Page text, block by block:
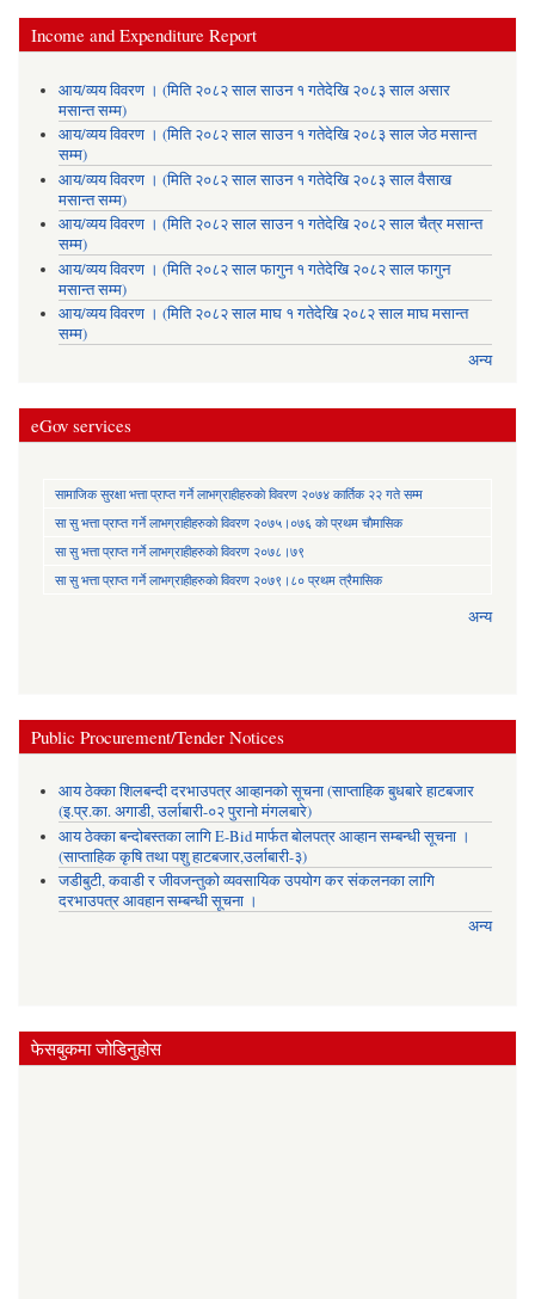
Income and Expenditure Report
आय/व्यय विवरण । (मिति २०८२ साल साउन १ गतेदेखि २०८३ साल असार
मसान्त सम्म)
आय/व्यय विवरण । (मिति २०८२ साल साउन १ गतेदेखि २०८३ साल जेठ मसान्त
सम्म)
आय/व्यय विवरण । (मिति २०८२ साल साउन १ गतेदेखि २०८३ साल वैसाख
मसान्त सम्म)
आय/व्यय विवरण । (मिति २०८२ साल साउन १ गतेदेखि २०८२ साल चैत्र मसान्त
सम्म)
आय/व्यय विवरण । (मिति २०८२ साल फागुन १ गतेदेखि २०८२ साल फागुन
मसान्त सम्म)
आय/व्यय विवरण । (मिति २०८२ साल माघ १ गतेदेखि २०८२ साल माघ मसान्त
सम्म)
अन्य
eGov services
सामाजिक सुरक्षा भत्ता प्राप्त गर्ने लाभग्राहीहरुकाे विवरण २०७४ कार्तिक २२ गते सम्म
सा‍ सु भत्ता प्राप्त गर्ने लाभग्राहीहरुकाे विवरण २०७५।०७६ काे प्रथम चाैमासिक
सा‍ सु भत्ता प्राप्त गर्ने लाभग्राहीहरुकाे विवरण २०७८।७९
सा‍ सु भत्ता प्राप्त गर्ने लाभग्राहीहरुकाे विवरण २०७९।८० प्रथम त्रैमासिक
अन्य
Public Procurement/Tender Notices
आय ठेक्का शिलबन्दी दरभाउपत्र आव्हानको सूचना (साप्ताहिक बुधबारे हाटबजार
(इ.प्र.का. अगाडी, उर्लाबारी-०२ पुरानो मंगलबारे)
आय ठेक्का बन्दोबस्तका लागि E-Bid मार्फत बोलपत्र आव्हान सम्बन्धी सूचना ।
(साप्ताहिक कृषि तथा पशु हाटबजार,उर्लाबारी-३)
जडीबुटी, कवाडी र जीवजन्तुको व्यवसायिक उपयोग कर संकलनका लागि
दरभाउपत्र आवहान सम्बन्धी सूचना ।
अन्य
फेसबुकमा जोडिनुहोस